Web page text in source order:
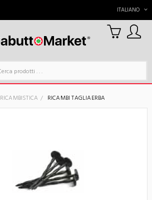
ITALIANO
0
Carrello
RICAMBISTICA RICAMBI TAGLIAERBA